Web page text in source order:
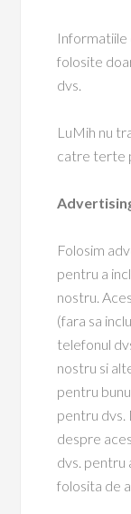
folosite
dvs.
LuMih nu
catre terte
Folosim
pentru a
nostru.
(fara sa
telefonul
nostru si
pentru
pentru dvs.
despre
dvs. pentru
folosita de